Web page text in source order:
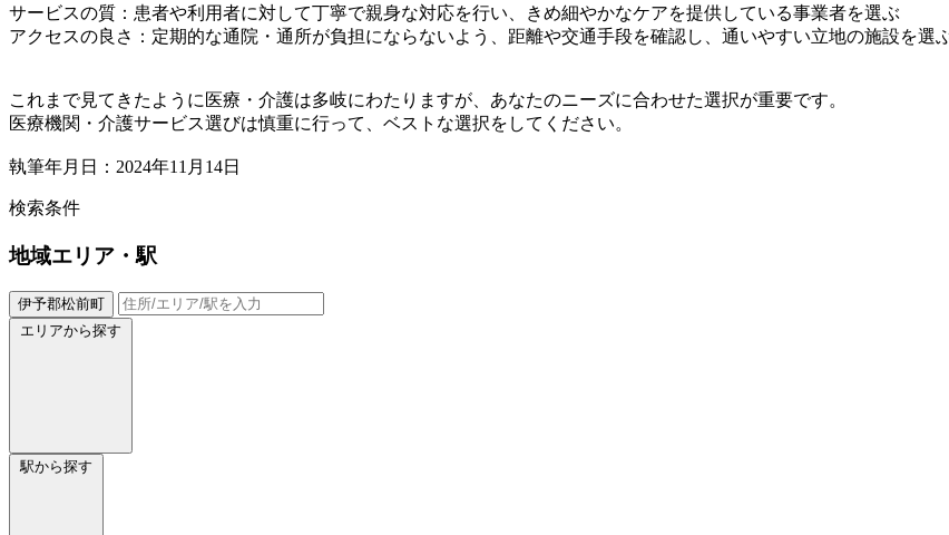
サービスの質：患者や利用者に対して丁寧で親身な対応を行い、きめ細やかなケアを提供している事業者を選ぶ
アクセスの良さ：定期的な通院・通所が負担にならないよう、距離や交通手段を確認し、通いやすい立地の施設を選
これまで見てきたように医療・介護は多岐にわたりますが、あなたのニーズに合わせた選択が重要です。
医療機関・介護サービス選びは慎重に行って、ベストな選択をしてください。
執筆年月日：2024年11月14日
検索条件
地域エリア・駅
伊予郡松前町
エリアから探す
駅から探す